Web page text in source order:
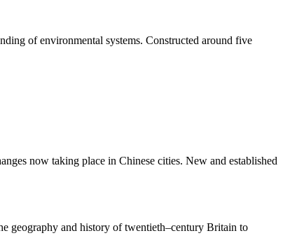
of environmental systems. Constructed around five
now taking place in Chinese cities. New and established
geography and history of twentieth–century Britain to